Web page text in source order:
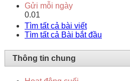
Gửi mỗi ngày
0.01
Tìm tất cả bài viết
Tìm tất cả Bài bắt đầu
Thông tin chung